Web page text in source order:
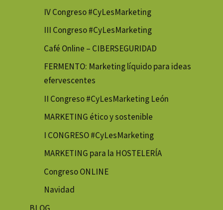
IV Congreso #CyLesMarketing
III Congreso #CyLesMarketing
Café Online – CIBERSEGURIDAD
FERMENTO: Marketing líquido para ideas
efervescentes
II Congreso #CyLesMarketing León
MARKETING ético y sostenible
I CONGRESO #CyLesMarketing
MARKETING para la HOSTELERÍA
Congreso ONLINE
Navidad